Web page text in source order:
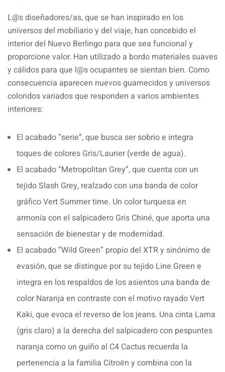
L@s diseñadores/as, que se han inspirado en los
universos del mobiliario y del viaje, han concebido el
interior del Nuevo Berlingo para que sea funcional y
proporcione valor. Han utilizado a bordo materiales suaves
y cálidos para que l@s ocupantes se sientan bien. Como
consecuencia aparecen nuevos guarnecidos y universos
coloridos variados que responden a varios ambientes
interiores:
El acabado ”serie”, que busca ser sobrio e integra
toques de colores Gris/Laurier (verde de agua).
El acabado “Metropolitan Grey”, que cuenta con un
tejido Slash Grey, realzado con una banda de color
gráfico Vert Summer time. Un color turquesa en
armonía con el salpicadero Gris Chiné, que aporta una
sensación de bienestar y de modernidad.
El acabado “Wild Green” propio del XTR y sinónimo de
evasión, que se distingue por su tejido Line Green e
integra en los respaldos de los asientos una banda de
color Naranja en contraste con el motivo rayado Vert
Kaki, que evoca el reverso de los jeans. Una cinta Lama
(gris claro) a la derecha del salpicadero con pespuntes
naranja como un guiño al C4 Cactus recuerda la
pertenencia a la familia Citroën y combina con la